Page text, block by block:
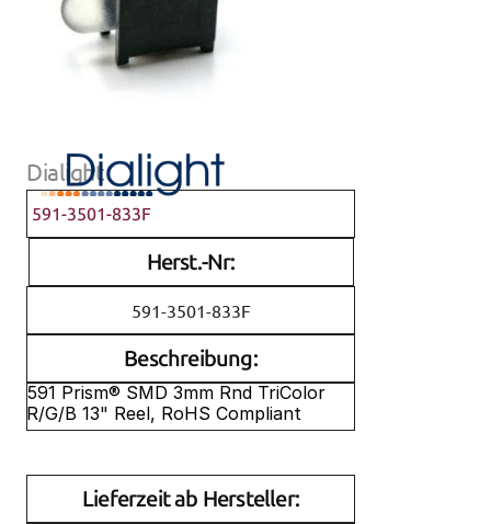
Dialight
591-3501-833F
Herst.-Nr:
591-3501-833F
Beschreibung:
591 Prism® SMD 3mm Rnd TriColor
R/G/B 13" Reel, RoHS Compliant
Lieferzeit ab Hersteller: